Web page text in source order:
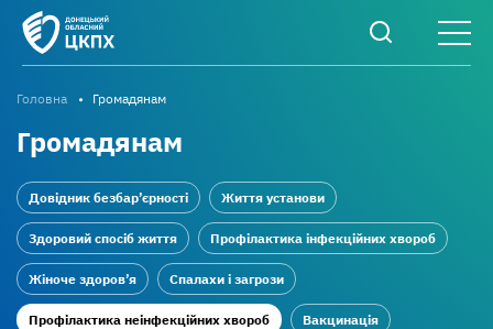
Головна Громадянам
Громадянам
Довідник безбар’єрності Життя установи
Здоровий спосіб життя Профілактика інфекційних хвороб
Жіноче здоров’я Спалахи і загрози
Профілактика неінфекційних хвороб Вакцинація